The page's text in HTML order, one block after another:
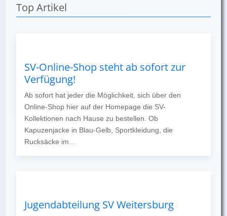
Top Artikel
SV-Online-Shop steht ab sofort zur
Verfügung!
Ab sofort hat jeder die Möglichkeit, sich über den
Online-Shop hier auf der Homepage die SV-
Kollektionen nach Hause zu bestellen. Ob
Kapuzenjacke in Blau-Gelb, Sportkleidung, die
Rucksäcke im...
Jugendabteilung SV Weitersburg